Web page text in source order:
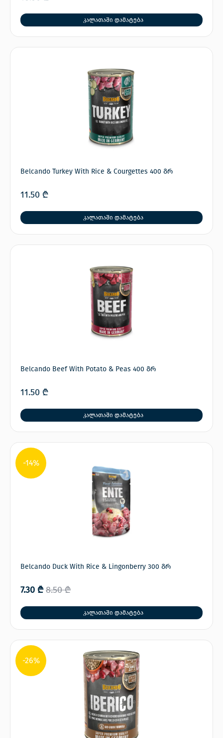
კალათაში დამატება
Belcando Turkey With Rice & Courgettes 400 გრ
11.50 ₾
კალათაში დამატება
Belcando Beef With Potato & Peas 400 გრ
11.50 ₾
კალათაში დამატება
-14%
Belcando Duck With Rice & Lingonberry 300 გრ
8.50₾
7.30 ₾
კალათაში დამატება
-26%